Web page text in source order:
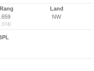
Land
NW